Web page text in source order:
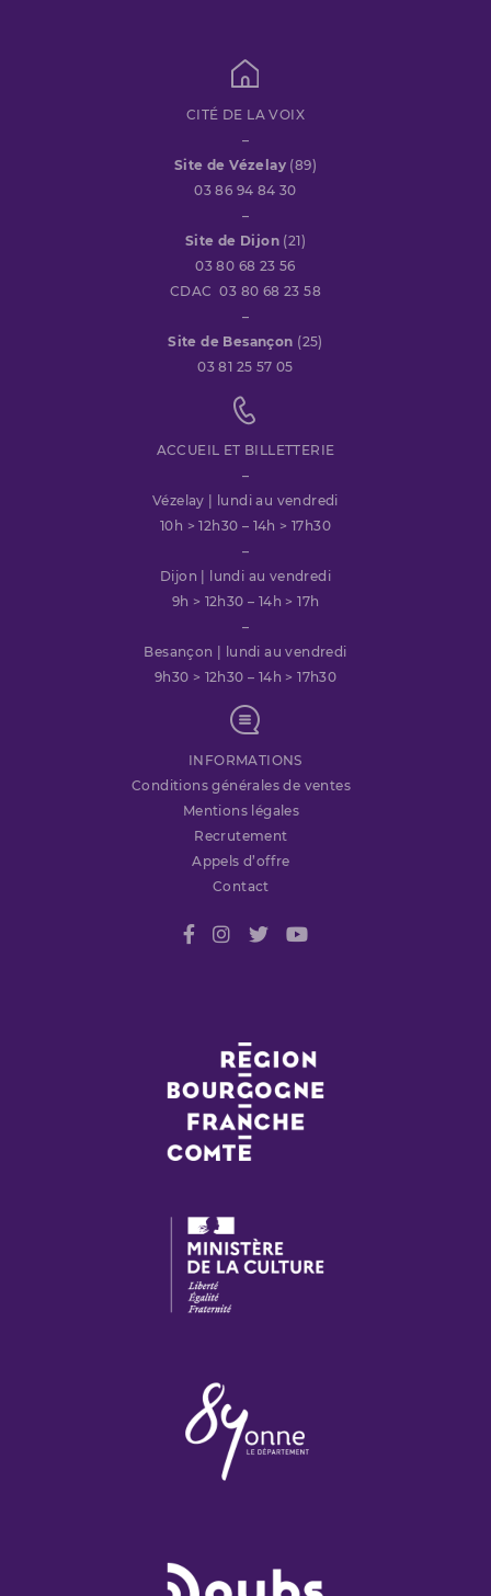
CITÉ DE LA VOIX
–
Site de Vézelay (89)
03 86 94 84 30
–
Site de Dijon (21)
03 80 68 23 56
CDAC 03 80 68 23 58
–
Site de Besançon (25)
03 81 25 57 05
ACCUEIL ET BILLETTERIE
–
Vézelay | lundi au vendredi
10h > 12h30 – 14h > 17h30
–
Dijon | lundi au vendredi
9h > 12h30 – 14h > 17h
–
Besançon | lundi au vendredi
9h30 > 12h30 – 14h > 17h30
INFORMATIONS
Conditions générales de ventes
Mentions légales
Recrutement
Appels d’offre
Contact